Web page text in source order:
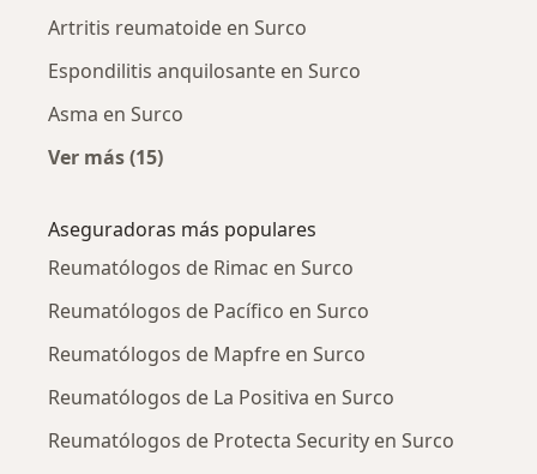
Artritis reumatoide en Surco
Espondilitis anquilosante en Surco
Asma en Surco
Ver más (15)
Aseguradoras más populares
Reumatólogos de Rimac en Surco
Reumatólogos de Pacífico en Surco
Reumatólogos de Mapfre en Surco
Reumatólogos de La Positiva en Surco
Reumatólogos de Protecta Security en Surco